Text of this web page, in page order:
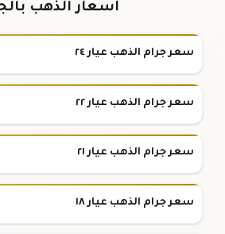
أسعار الذهب
سعر جرام الذهب عيار ٢٤
سعر جرام الذهب عيار ٢٢
سعر جرام الذهب عيار ٢١
سعر جرام الذهب عيار ١٨